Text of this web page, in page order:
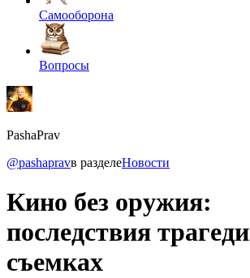
Самооборона
Вопросы
PashaPrav
@pashapravв разделеНовости
Кино без оружия:
последствия
съемках